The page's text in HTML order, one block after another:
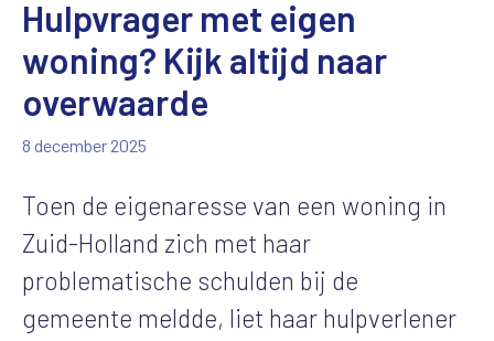
Hulpvrager met eigen
woning? Kijk altijd naar
overwaarde
8 december 2025
Toen de eigenaresse van een woning in
Zuid-Holland zich met haar
problematische schulden bij de
gemeente meldde, liet haar hulpverlener